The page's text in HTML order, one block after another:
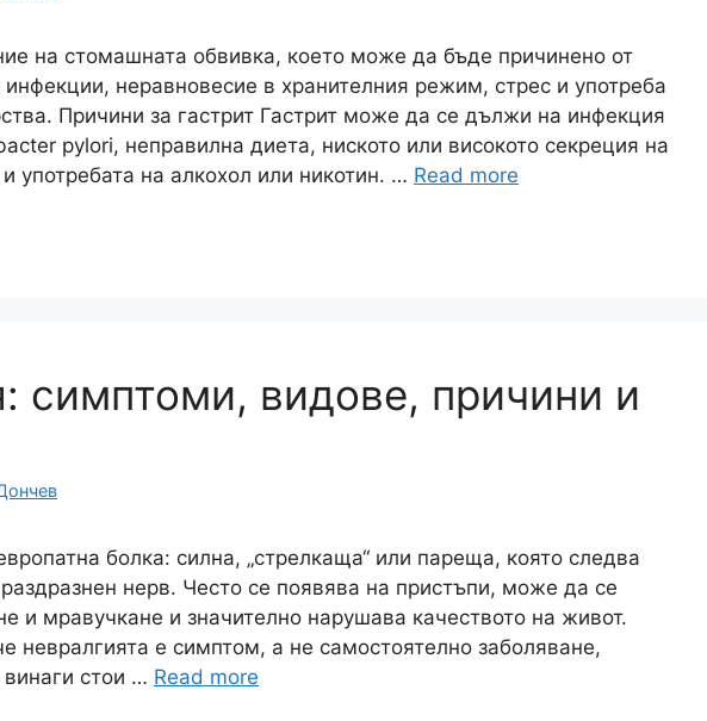
на стомашната обвивка, което може да бъде причинено от
неравновесие в хранителния режим, стрес и употреба
Причини за гастрит Гастрит може да се дължи на инфекция
pylori, неправилна диета, ниското или високото секреция на
употребата на алкохол или никотин. … Read more
симптоми, видове, причини и
болка: силна, „стрелкаща“ или пареща, която следва
нерв. Често се появява на пристъпи, може да се
и мравучкане и значително нарушава качеството на живот.
невралгията е симптом, а не самостоятелно заболяване,
винаги стои … Read more